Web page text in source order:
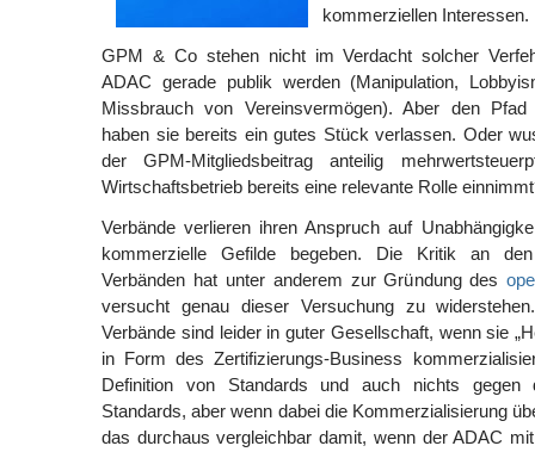
kommerziellen Interessen.
GPM & Co stehen nicht im Verdacht solcher
ADAC gerade publik werden (Manipulation,
Missbrauch von Vereinsvermögen). Aber den Pfad
haben sie bereits ein gutes Stück verlassen. Oder
der GPM-Mitgliedsbeitrag anteilig
Wirtschaftsbetrieb bereits eine relevante Rolle
Verbände verlieren ihren Anspruch auf
kommerzielle Gefilde begeben. Die Kritik an den
Verbänden hat unter anderem zur Gründung des
versucht genau dieser Versuchung zu
Verbände sind leider in guter Gesellschaft, wenn sie
in Form des Zertifizierungs-Business
Definition von Standards und auch nichts gegen
Standards, aber wenn dabei die Kommerzialisierung
das durchaus vergleichbar damit, wenn der ADAC